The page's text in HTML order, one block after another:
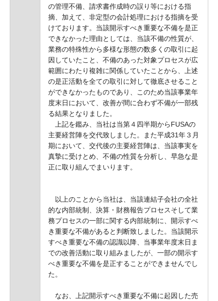
の管理不備、請求書作成時の誤り等における指
摘、加えて、非定型の会計処理における指摘を受
けております。当該開示すべき重要な不備を是正
できなかった理由としては、当該不備の性質が、
業務の特殊性から多様な形態の数多くの取引に起
因していたこと、不備のあった対象プロセスが広
範囲にわたり複雑に関係していたことから、上述
の是正活動を全ての取引に対して徹底させること
ができなかったものであり、このため当該事業年
度末日において、改善が間に合わず不備が一部残
る結果となりました。
上記を鑑み、当社は当第４四半期からFUSAの
主要経営陣を交代致しました。また平成31年３月
期において、交代後の主要経営陣は、当該事実を
真摯に受けとめ、不備の性質を分析し、早急な是
正に取り組んでまいります。
以上のことから当社は、当該連結子会社の全社
的な内部統制、決算・財務報告プロセスそして業
務プロセスの一部に関する内部統制に、開示すべ
き重要な不備があると判断致しました。当該開示
すべき重要な不備の認識以降、当事業年度末日ま
での改善活動に取り組みましたが、一部の開示す
べき重要な不備を是正することができませんでし
た。
なお、上記開示すべき重要な不備に起因した売